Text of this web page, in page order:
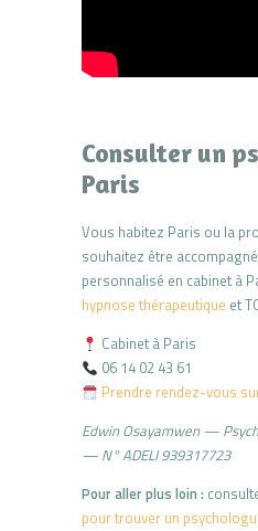
Consulter un
Paris
Vous habitez Paris ou la
souhaitez être
personnalisé en cabinet à
hypnose thérapeutique et
Cabinet à Paris
06 14 02 43 61
Prendre rendez-vous
Edwin Osayamwen —
— N° ADELI 939317723
Pour aller plus loin :
pour trouver un